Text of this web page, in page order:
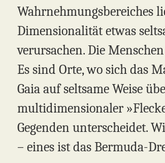
Wahrnehmungsbereiches
Dimensionalität etwas
verursachen. Die
Es sind Orte, wo sich das
Gaia auf seltsame Weise
multidimensionaler
Gegenden unterscheidet.
– eines ist das Bermuda-